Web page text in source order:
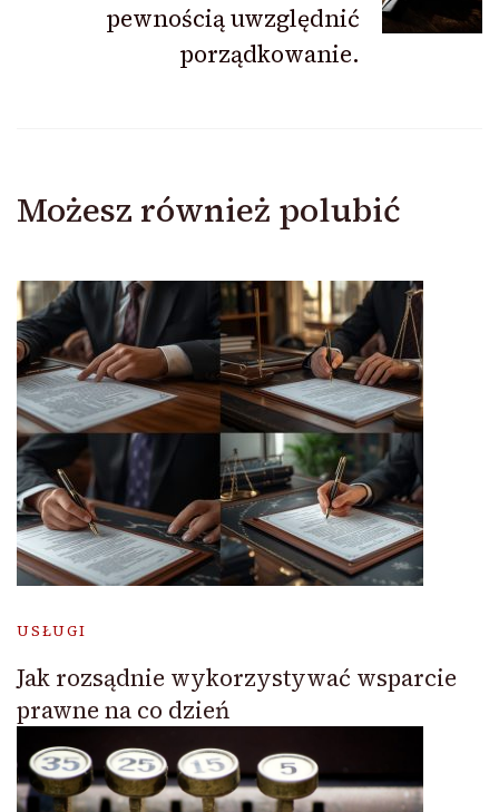
pewnością uwzględnić
porządkowanie.
Możesz również polubić
USŁUGI
Jak rozsądnie wykorzystywać wsparcie
prawne na co dzień